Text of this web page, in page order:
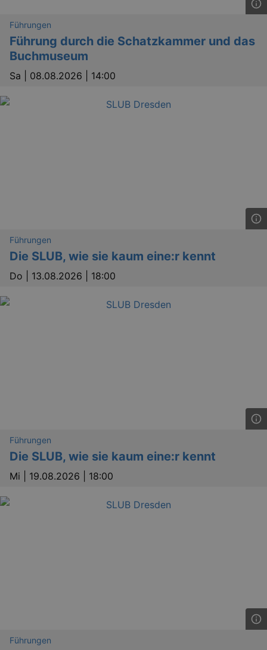
Führungen
Führung durch die Schatzkammer und das
Buchmuseum
Sa | 08.08.2026 | 14:00
Führungen
Die SLUB, wie sie kaum eine:r kennt
Do | 13.08.2026 | 18:00
Führungen
Die SLUB, wie sie kaum eine:r kennt
Mi | 19.08.2026 | 18:00
Führungen